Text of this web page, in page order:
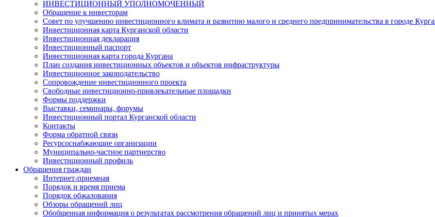
ИНВЕСТИЦИОННЫЙ УПОЛНОМОЧЕННЫЙ
Обращение к инвесторам
Совет по улучшению инвестиционного климата и развитию малого и среднего предпринимательства в городе
Инвестиционная карта Курганской области
Инвестиционная декларация
Инвестиционный паспорт
Инвестиционная карта города Кургана
План создания инвестиционных объектов и объектов инфраструктуры
Инвестиционное законодательство
Сопровождение инвестиционного проекта
Свободные инвестиционно-привлекательные площадки
Формы поддержки
Выставки, семинары, форумы
Инвестиционный портал Курганской области
Контакты
Форма обратной связи
Ресурсоснабжающие организации
Муниципально-частное партнерство
Инвестиционный профиль
Обращения граждан
Интернет-приемная
Порядок и время приема
Порядок обжалования
Обзоры обращений лиц
Обобщенная информация о результатах рассмотрения обращений лиц и принятых мерах